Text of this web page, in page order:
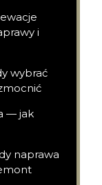
i
wybrać
— jak
naprawa